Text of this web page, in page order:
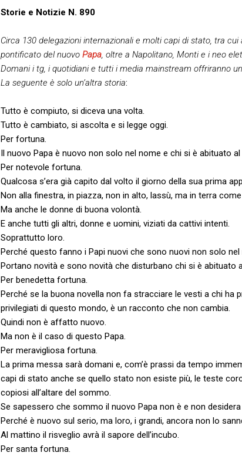
Storie e Notizie N. 890
Circa 130 delegazioni internazionali e molti capi di stato, tra cui
pontificato del nuovo Papa, oltre a Napolitano, Monti e i neo
Domani i tg, i quotidiani e tutti i media mainstream offriranno
La seguente è solo un’altra storia:
Tutto è compiuto, si diceva una volta.
Tutto è cambiato, si ascolta e si legge oggi.
Per fortuna.
Il nuovo Papa è nuovo non solo nel nome e chi si è abituato
Per notevole fortuna.
Qualcosa s’era già capito dal volto il giorno della sua prima
Non alla finestra, in piazza, non in alto, lassù, ma in terra
Ma anche le donne di buona volontà.
E anche tutti gli altri, donne e uomini, viziati da cattivi intenti.
Soprattutto loro.
Perché questo fanno i Papi nuovi che sono nuovi non solo nel
Portano novità e sono novità che disturbano chi si è abituato
Per benedetta fortuna.
Perché se la buona novella non fa stracciare le vesti a chi ha
privilegiati di questo mondo, è un racconto che non cambia.
Quindi non è affatto nuovo.
Ma non è il caso di questo Papa.
Per meravigliosa fortuna.
La prima messa sarà domani e, com’è prassi da tempo
capi di stato anche se quello stato non esiste più, le teste
copiosi all’altare del sommo.
Se sapessero che sommo il nuovo Papa non è e non
Perché è nuovo sul serio, ma loro, i grandi, ancora non lo
Al mattino il risveglio avrà il sapore dell’incubo.
Per santa fortuna.